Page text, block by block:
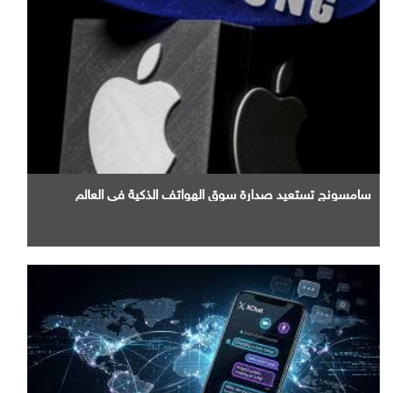
سامسونج تستعيد صدارة سوق الهواتف الذكية في العالم